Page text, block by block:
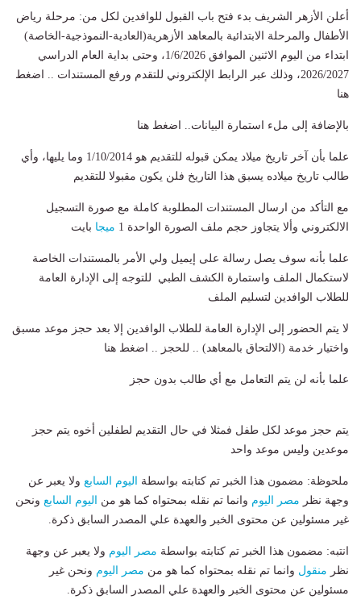
أعلن الأزهر الشريف بدء فتح باب القبول للوافدين لكل من: مرحلة رياض
الأطفال والمرحلة الابتدائية بالمعاهد الأزهرية(العادية-النموذجية-الخاصة)
ابتداء من اليوم الاثنين الموافق 1/6/2026، وحتى بداية العام الدراسي
2026/2027، وذلك عبر الرابط الإلكتروني للتقدم ورفع المستندات .. اضغط
هنا
بالإضافة إلى ملء استمارة البيانات.. اضغط هنا
علما بأن آخر تاريخ ميلاد يمكن قبوله للتقديم هو 1/10/2014 وما يليها، وأي
طالب تاريخ ميلاده يسبق هذا التاريخ فلن يكون مقبولا للتقديم
مع التأكد من ارسال المستندات المطلوبة كاملة مع صورة التسجيل
الالكتروني وألا يتجاوز حجم ملف الصورة الواحدة 1
ميجا بايت
علما بأنه سوف يصل رسالة على إيميل ولي الأمر بالمستندات الخاصة
لاستكمال الملف واستمارة الكشف الطبي للتوجه إلى الإدارة العامة
للطلاب الوافدين لتسليم الملف
لا يتم الحضور إلى الإدارة العامة للطلاب الوافدين إلا بعد حجز موعد مسبق
واختيار خدمة (الالتحاق بالمعاهد) .. للحجز .. اضغط هنا
علما بأنه لن يتم التعامل مع أي طالب بدون حجز
يتم حجز موعد لكل طفل فمثلا في حال التقديم لطفلين أخوه يتم حجز
موعدين وليس موعد واحد
ملحوظة: مضمون هذا الخبر تم كتابته بواسطة اليوم السابع ولا يعبر عن
وجهة نظر مصر اليوم وانما تم نقله بمحتواه كما هو من اليوم السابع ونحن
غير مسئولين عن محتوى الخبر والعهدة علي المصدر السابق ذكرة.
انتبه: مضمون هذا الخبر تم كتابته بواسطة مصر اليوم ولا يعبر عن وجهة
نظر منقول وانما تم نقله بمحتواه كما هو من مصر اليوم ونحن غير
مسئولين عن محتوى الخبر والعهدة علي المصدر السابق ذكرة.